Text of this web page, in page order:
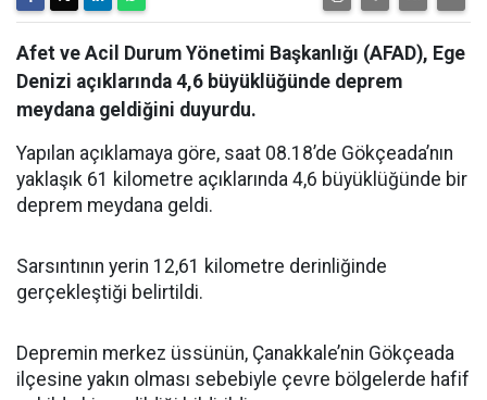
Afet ve Acil Durum Yönetimi Başkanlığı (AFAD), Ege
Denizi açıklarında 4,6 büyüklüğünde deprem
meydana geldiğini duyurdu.
Yapılan açıklamaya göre, saat 08.18’de Gökçeada’nın
yaklaşık 61 kilometre açıklarında 4,6 büyüklüğünde bir
deprem meydana geldi.
Sarsıntının yerin 12,61 kilometre derinliğinde
gerçekleştiği belirtildi.
Depremin merkez üssünün, Çanakkale’nin Gökçeada
ilçesine yakın olması sebebiyle çevre bölgelerde hafif